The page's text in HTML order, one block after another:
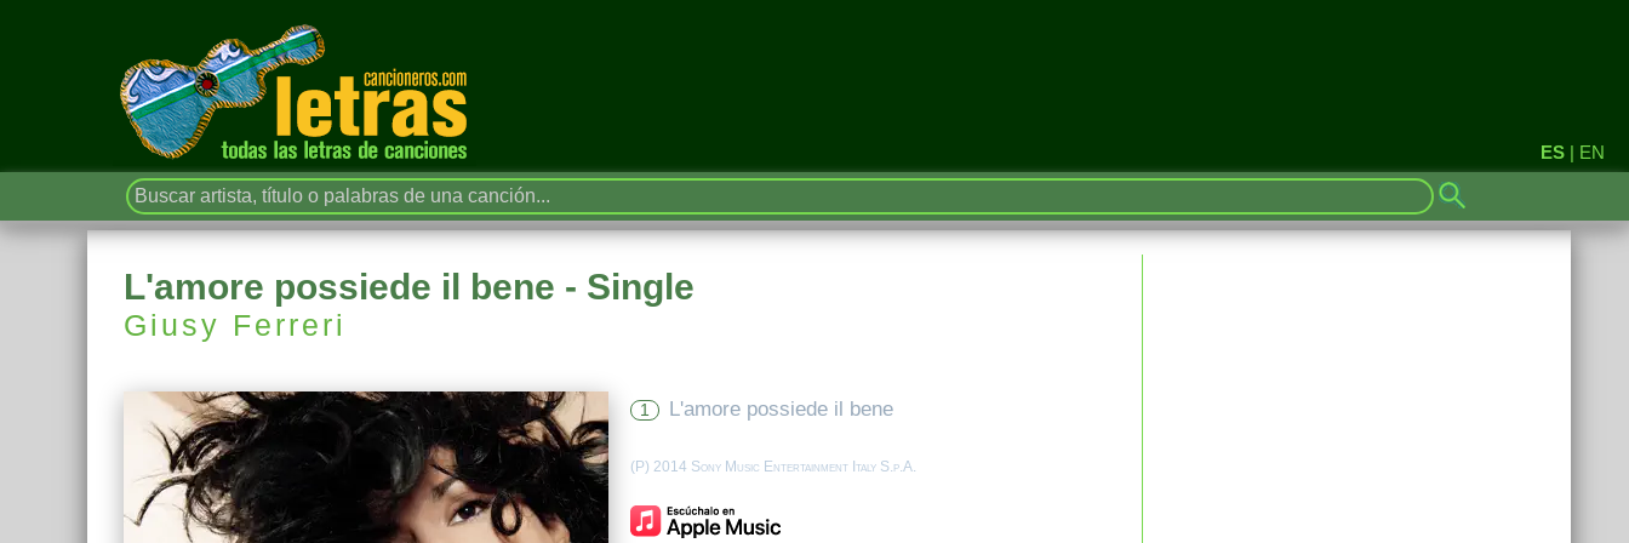
ES | EN
L'amore possiede il bene - Single
Giusy Ferreri
1 L'amore possiede il bene
(P) 2014 Sony Music Entertainment Italy S.p.A.